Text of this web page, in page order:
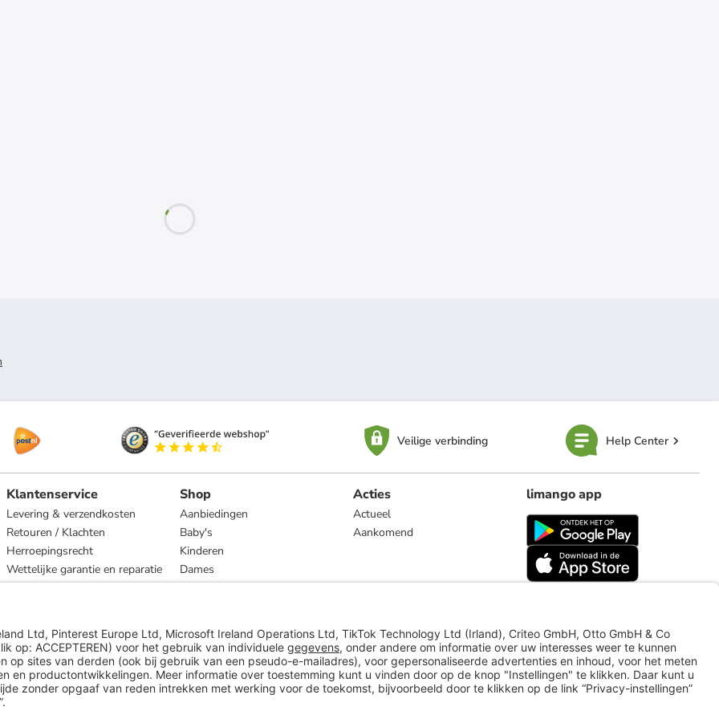
Veilige verbinding Help Center
Klantenservice
Levering & verzendkosten
Retouren / Klachten
Herroepingsrecht
Wettelijke garantie en reparatie
Shop
Aanbiedingen
Baby's
Kinderen
Dames
Heren
Acties
Actueel
Aankomend
limango app
limango.de limango.pl